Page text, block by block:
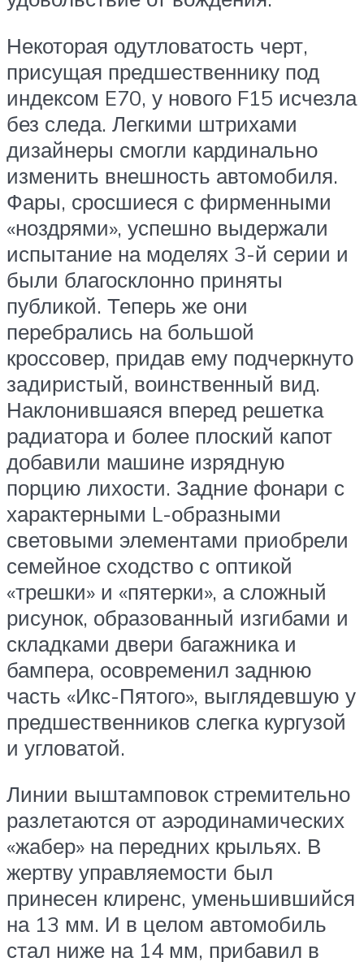
Некоторая одутловатость черт,
присущая предшественнику под
индексом E70, у нового F15 исчезла
без следа. Легкими штрихами
дизайнеры смогли кардинально
изменить внешность автомобиля.
Фары, сросшиеся с фирменными
«ноздрями», успешно выдержали
испытание на моделях 3-й серии и
были благосклонно приняты
публикой. Теперь же они
перебрались на большой
кроссовер, придав ему подчеркнуто
задиристый, воинственный вид.
Наклонившаяся вперед решетка
радиатора и более плоский капот
добавили машине изрядную
порцию лихости. Задние фонари с
характерными L-образными
световыми элементами приобрели
семейное сходство с оптикой
«трешки» и «пятерки», а сложный
рисунок, образованный изгибами и
складками двери багажника и
бампера, осовременил заднюю
часть «Икс-Пятого», выглядевшую у
предшественников слегка кургузой
и угловатой.
Линии выштамповок стремительно
разлетаются от аэродинамических
«жабер» на передних крыльях. В
жертву управляемости был
принесен клиренс, уменьшившийся
на 13 мм. И в целом автомобиль
стал ниже на 14 мм, прибавил в